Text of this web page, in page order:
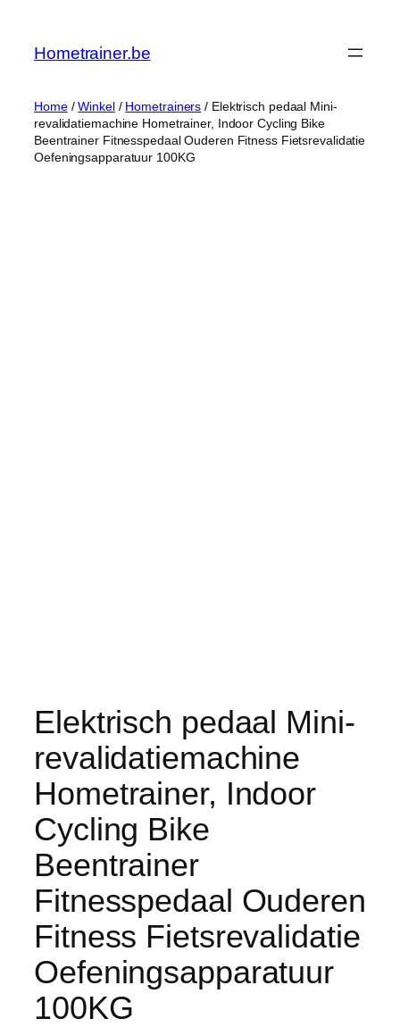
Hometrainer.be
Home/Winkel/ Hometrainers / Elektrisch pedaal Mini-
revalidatiemachine Hometrainer, Indoor Cycling Bike
Beentrainer Fitnesspedaal Ouderen Fitness Fietsrevalidatie
Oefeningsapparatuur 100KG
Elektrisch pedaal Mini-
revalidatiemachine
Hometrainer, Indoor
Cycling Bike
Beentrainer
Fitnesspedaal Ouderen
Fitness Fietsrevalidatie
Oefeningsapparatuur
100KG